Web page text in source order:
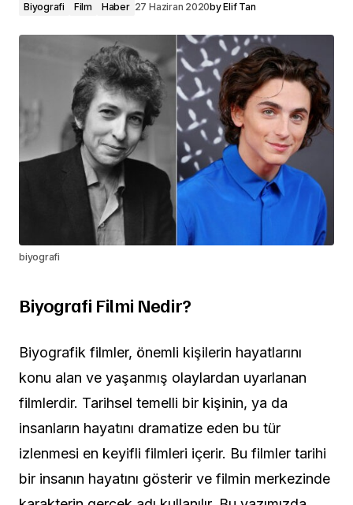
Biyografi Film Haber 27 Haziran 2020byElif Tan
biyografi
Biyografi Filmi Nedir?
Biyografik filmler, önemli kişilerin hayatlarını
konu alan ve yaşanmış olaylardan uyarlanan
filmlerdir. Tarihsel temelli bir kişinin, ya da
insanların hayatını dramatize eden bu tür
izlenmesi en keyifli filmleri içerir. Bu filmler tarihi
bir insanın hayatını gösterir ve filmin merkezinde